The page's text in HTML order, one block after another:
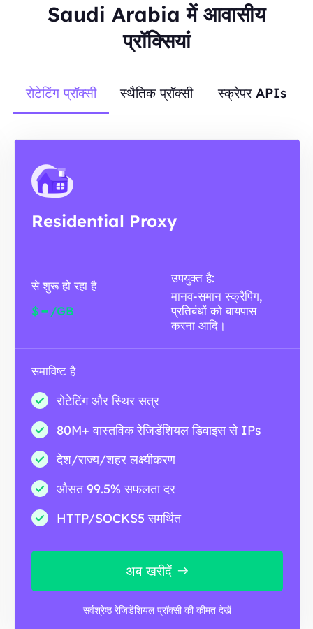
Saudi Arabia में आवासीय
प्रॉक्सियां
रोटेटिंग प्रॉक्सी स्थैतिक प्रॉक्सी स्क्रेपर APIs
Residential Proxy
से शुरू हो रहा है
$- /GB
उपयुक्त है:
मानव-समान स्क्रैपिंग,
प्रतिबंधों को बायपास
करना आदि।
समाविष्ट है
रोटेटिंग और स्थिर सत्र
80M+ वास्तविक रेजिडेंशियल डिवाइस से IPs
देश/राज्य/शहर लक्ष्यीकरण
औसत 99.5% सफलता दर
HTTP/SOCKS5 समर्थित
अब खरीदें
सर्वश्रेष्ठ रेजिडेंशियल प्रॉक्सी की कीमत देखें